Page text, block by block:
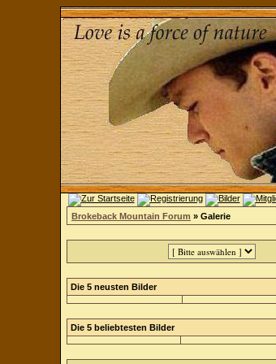
Brokeback Mountain Forum » Galerie
Die 5 neusten Bilder
Die 5 beliebtesten Bilder